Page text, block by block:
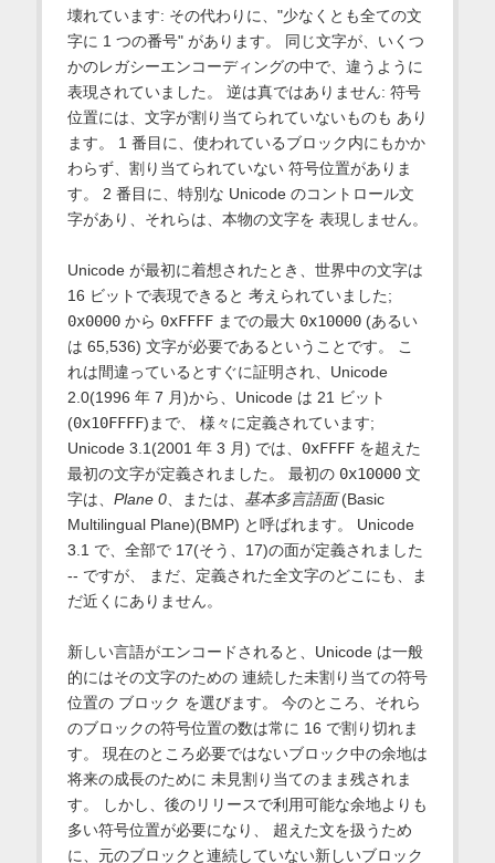
壊れています: その代わりに、"少なくとも全ての文
字に 1 つの番号" があります。 同じ文字が、いくつ
かのレガシーエンコーディングの中で、違うように
表現されていました。 逆は真ではありません: 符号
位置には、文字が割り当てられていないものも あり
ます。 1 番目に、使われているブロック内にもかか
わらず、割り当てられていない 符号位置がありま
す。 2 番目に、特別な Unicode のコントロール文
字があり、それらは、本物の文字を 表現しません。
Unicode が最初に着想されたとき、世界中の文字は
16 ビットで表現できると 考えられていました;
0x0000から 0xFFFFまでの最大 0x10000(あるい
は 65,536) 文字が必要であるということです。 こ
れは間違っているとすぐに証明され、Unicode
2.0(1996 年 7 月)から、Unicode は 21 ビット
(0x10FFFF)まで、 様々に定義されています;
Unicode 3.1(2001 年 3 月) では、 0xFFFFを超えた
最初の文字が定義されました。 最初の 0x10000文
字は、 Plane 0、または、 基本多言語面(Basic
Multilingual Plane)(BMP) と呼ばれます。 Unicode
3.1 で、全部で 17(そう、17)の面が定義されました
-- ですが、 まだ、定義された全文字のどこにも、ま
だ近くにありません。
新しい言語がエンコードされると、Unicode は一般
的にはその文字のための 連続した未割り当ての符号
位置の ブロック を選びます。 今のところ、それら
のブロックの符号位置の数は常に 16 で割り切れま
す。 現在のところ必要ではないブロック中の余地は
将来の成長のために 未見割り当てのまま残されま
す。 しかし、後のリリースで利用可能な余地よりも
多い符号位置が必要になり、 超えた文を扱うため
に、元のブロックと連続していない新しいブロック